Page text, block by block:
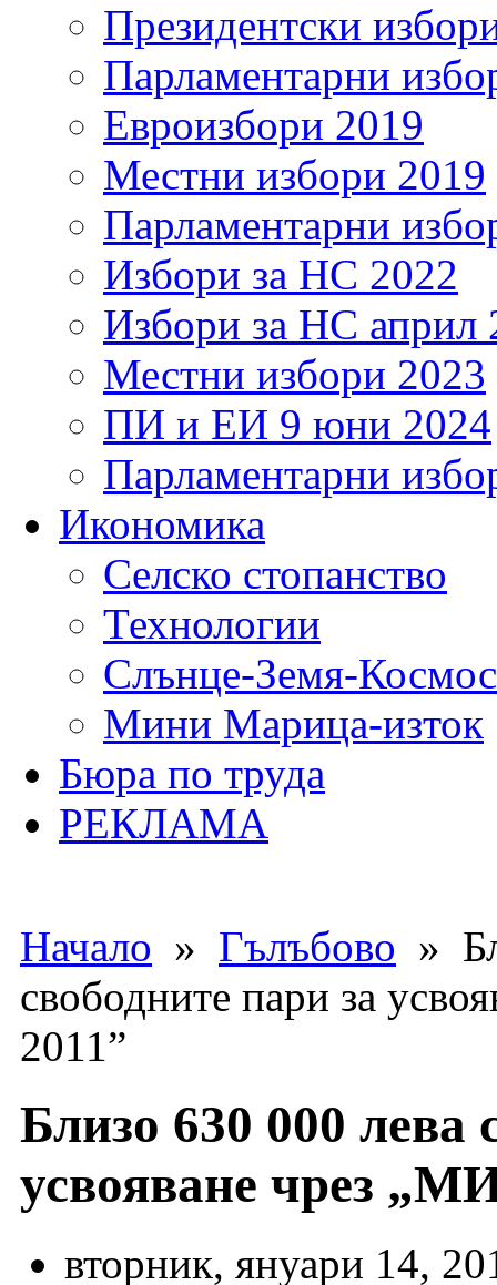
Президентски
Парламентарни
Евроизбори 2019
Местни избори 2019
Парламентарни
Избори за НС 2022
Избори за НС април
Местни избори 2023
ПИ и ЕИ 9 юни 2024
Парламентарни
Икономика
Селско стопанство
Технологии
Слънце-Земя-Космос
Мини Марица-изток
Бюра по труда
РЕКЛАМА
Начало » Гълъбово »
свободните пари за
2011”
Близо 630 000 лева
усвояване чрез
вторник, януари 14,